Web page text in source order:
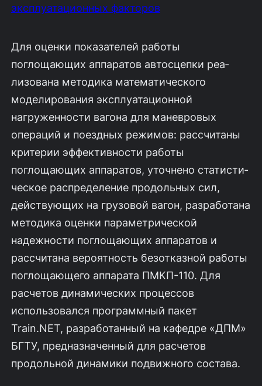
эксплуатационных факторов
Для оценки показателей работы
поглощающих аппаратов автосцепки реа­
лизована методика математического
моделирования эксплуатационной
нагруженности вагона для маневровых
операций и поездных режимов: рассчитаны
критерии эффективности работы
поглощающих аппаратов, уточнено статисти­
ческое распределение продольных сил,
действующих на грузовой вагон, разра­ботана
методика оценки параметрической
надежности поглощающих аппаратов и
рассчитана вероятность безотказной работы
поглощающего аппарата ПМКП-110. Для
расчетов динамических процессов
использовался программный пакет
Train.NET, разработанный на кафедре «ДПМ»
БГТУ, предназначенный для расчетов
продольной динамики подвижного состава.